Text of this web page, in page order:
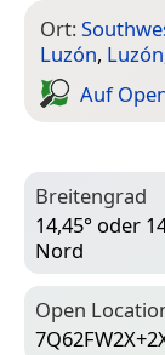
Ort:
Luzón, Luzón
Auf
Breitengrad
14,45° oder
Nord
Open